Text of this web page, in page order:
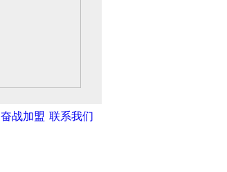
奋战加盟 联系我们